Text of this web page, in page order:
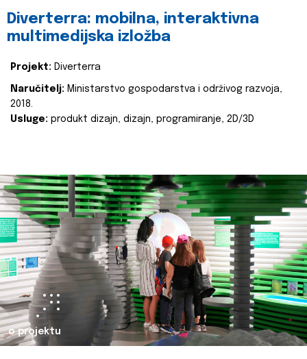
Diverterra: mobilna, interaktivna
multimedijska izložba
Projekt: Diverterra
Naručitelj: Ministarstvo gospodarstva i održivog razvoja,
2018.
Usluge: produkt dizajn, dizajn, programiranje, 2D/3D
o projektu